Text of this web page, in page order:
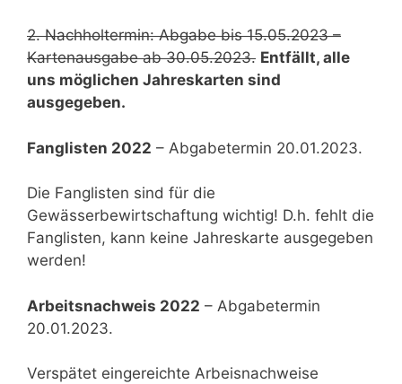
2. Nachholtermin: Abgabe bis 15.05.2023 –
Kartenausgabe ab 30.05.2023. Entfällt, alle
uns möglichen Jahreskarten sind
ausgegeben.
Fanglisten 2022 – Abgabetermin 20.01.2023.
Die Fanglisten sind für die
Gewässerbewirtschaftung wichtig! D.h. fehlt die
Fanglisten, kann keine Jahreskarte ausgegeben
werden!
Arbeitsnachweis 2022 – Abgabetermin
20.01.2023.
Verspätet eingereichte Arbeisnachweise